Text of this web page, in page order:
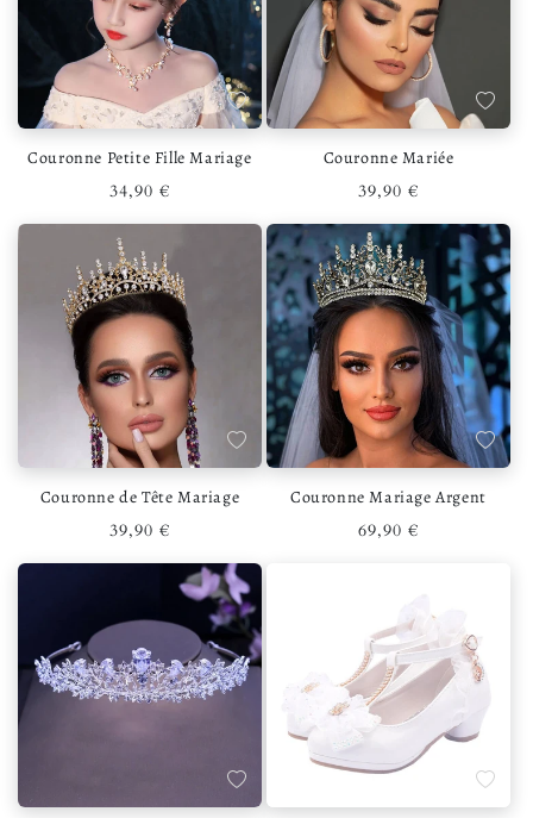
Ajouter à la liste de souhaits
Couronne Petite Fille Mariage
Prix habituel
34,90 €
Ajouter
Couronne Mariée
Prix habituel
39,90 €
Ajouter à la liste de souhaits
Couronne de Tête Mariage
Prix habituel
39,90 €
Ajouter
Couronne Mariage Argent
Prix habituel
69,90 €
Ajouter à la liste de souhaits Ajouter